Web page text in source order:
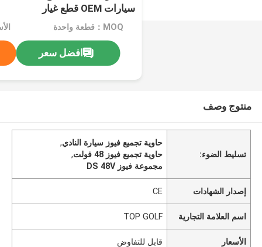
سيارات OEM قطع غيار
MOQ：قطعة واحدة
افضل سعر
منتوج وصف
تسليط الضوء:
حاوية تجميع فيوز سيارة النادي,
حاوية تجميع فيوز 48 فولت
,
مجموعة فيوز DS 48V
إصدار الشهادات CE
اسم العلامة التجارية TOP GOLF
الأسعار قابل للتفاوض